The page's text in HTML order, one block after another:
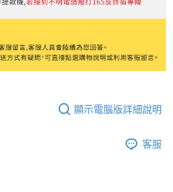
顯示電腦版詳細說明
客服